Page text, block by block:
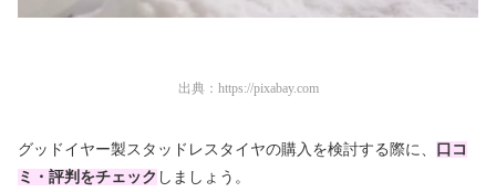
出典： https://pixabay.com
グッドイヤー製スタッドレスタイヤの購入を検討する際に、
口コ
ミ・評判をチェック しましょう。